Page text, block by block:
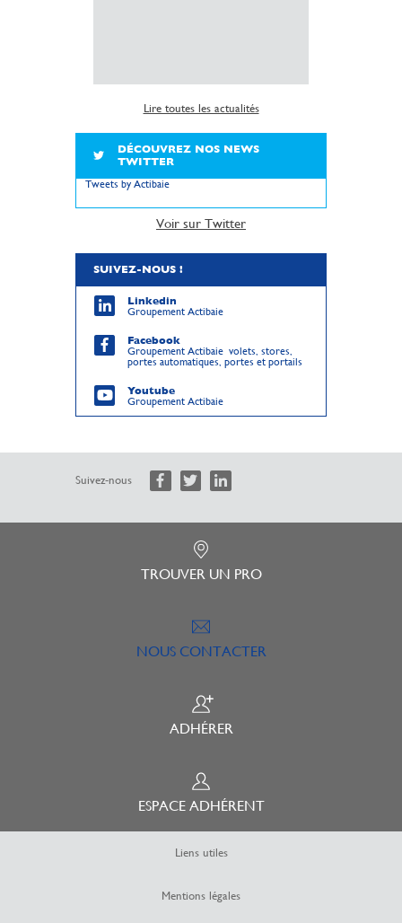
Lire toutes les actualités
DÉCOUVREZ NOS NEWS
TWITTER
Tweets by Actibaie
Voir sur Twitter
SUIVEZ-NOUS !
Linkedin
Groupement Actibaie
Facebook
Groupement Actibaie volets, stores,
portes automatiques, portes et portails
Youtube
Groupement Actibaie
Suivez-nous
TROUVER UN PRO
NOUS CONTACTER
ADHÉRER
ESPACE ADHÉRENT
Liens utiles
Mentions légales